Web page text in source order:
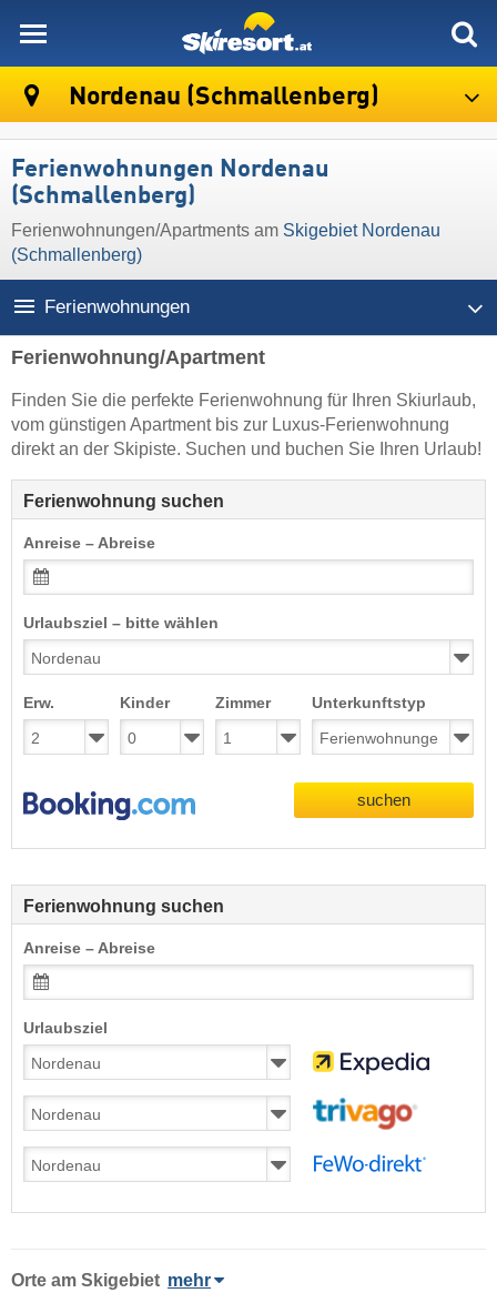
Nordenau (Schmallenberg)
Ferienwohnungen Nordenau
(Schmallenberg)
Ferienwohnungen/Apartments am Skigebiet Nordenau
(Schmallenberg)
Ferienwohnungen
Ferienwohnung/Apartment
Finden Sie die perfekte Ferienwohnung für Ihren Skiurlaub,
vom günstigen Apartment bis zur Luxus-Ferienwohnung
direkt an der Skipiste. Suchen und buchen Sie Ihren Urlaub!
Ferienwohnung suchen
Anreise – Abreise
Urlaubsziel – bitte wählen
Erw. Kinder Zimmer Unterkunftstyp
suchen
Ferienwohnung suchen
Anreise – Abreise
Urlaubsziel
Orte am Skigebiet mehr